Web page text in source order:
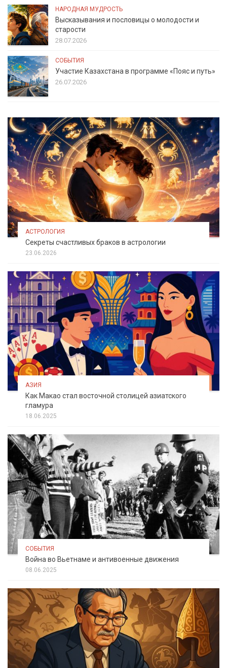
НАРОДНАЯ МУДРОСТЬ
Высказывания и пословицы о молодости и
старости
28.07.2026
СОБЫТИЯ
Участие Казахстана в программе «Пояс и путь»
26.07.2026
АСТРОЛОГИЯ
Секреты счастливых браков в астрологии
23.06.2026
АЗИЯ
Как Макао стал восточной столицей азиатского
гламура
18.06.2025
СОБЫТИЯ
Война во Вьетнаме и антивоенные движения
08.06.2025